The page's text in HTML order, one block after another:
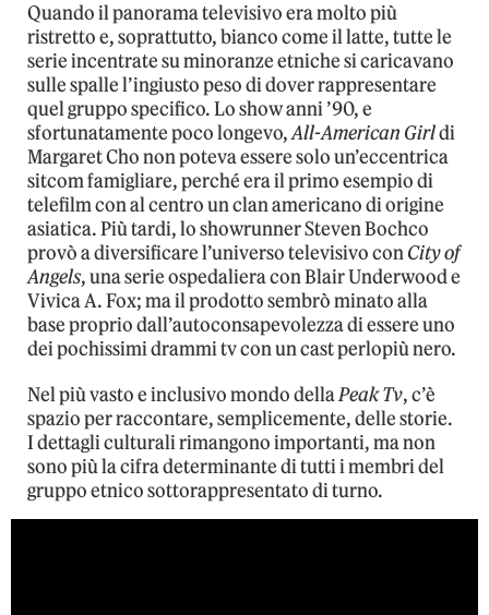
Quando il panorama televisivo era molto più
ristretto e, soprattutto, bianco come il latte, tutte le
serie incentrate su minoranze etniche si caricavano
sulle spalle l’ingiusto peso di dover rappresentare
quel gruppo specifico. Lo show anni ’90, e
sfortunatamente poco longevo,All-American Girldi
Margaret Cho non poteva essere solo un’eccentrica
sitcom famigliare, perché era il primo esempio di
telefilm con al centro un clan americano di origine
asiatica. Più tardi, lo showrunner Steven Bochco
provò a diversificare l’universo televisivo conCity of
Angels, una serie ospedaliera con Blair Underwood e
Vivica A. Fox; ma il prodotto sembrò minato alla
base proprio dall’autoconsapevolezza di essere uno
dei pochissimi drammi tv con un cast perlopiù nero.
Nel più vasto e inclusivo mondo dellaPeak Tv, c’è
spazio per raccontare, semplicemente, delle storie.
I dettagli culturali rimangono importanti, ma non
sono più la cifra determinante di tutti i membri del
gruppo etnico sottorappresentato di turno.